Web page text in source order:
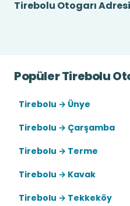
Tirebolu Otogarı
Popüler Tirebolu
Tirebolu → Ünye
Tirebolu → Çarşamba
Tirebolu → Terme
Tirebolu → Kavak
Tirebolu → Tekkeköy